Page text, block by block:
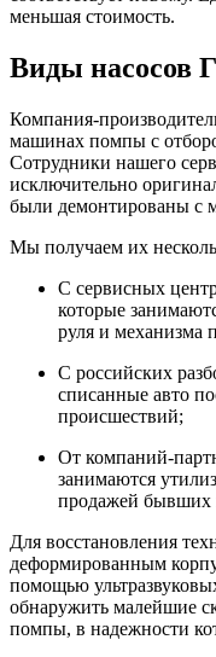
меньшая стоимость.
Виды насосов
Компания-
машинах помпы с
Сотрудники нашего
исключительно
были демонтированы с
Мы получаем их
С сервисных
которые
руля и механизма
С российских
списанные авто
происшествий;
От компаний-
занимаются
продажей бывших
Для восстановления
деформированным
помощью
обнаружить малейшие
помпы, в надежности